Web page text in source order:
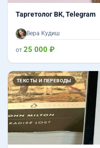
Таргетолог ВК, Telegram
Вера Кудиш
от 25 000 ₽
ТЕКСТЫ И ПЕРЕВОДЫ